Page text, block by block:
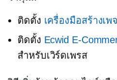
ติดตั้ง เครื่องมือสร้างเพ
ติดตั้ง Ecwid E-
สำหรับเวิร์ดเพรส